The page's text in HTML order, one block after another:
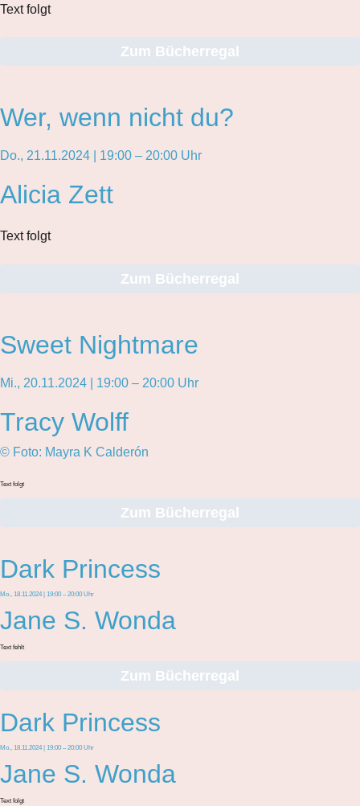
Text folgt
Zum Bücherregal
Wer, wenn nicht du?
Do., 21.11.2024 | 19:00 – 20:00 Uhr
Alicia Zett
Text folgt
Zum Bücherregal
Sweet Nightmare
Mi., 20.11.2024 | 19:00 – 20:00 Uhr
Tracy Wolff
© Foto: Mayra K Calderón
Text folgt
Zum Bücherregal
Dark Princess
Mo., 18.11.2024 | 19:00 – 20:00 Uhr
Jane S. Wonda
Text fehlt
Zum Bücherregal
Dark Princess
Mo., 18.11.2024 | 19:00 – 20:00 Uhr
Jane S. Wonda
Text folgt